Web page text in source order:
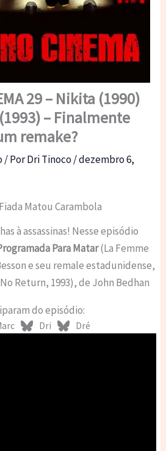
29 – Nikita (1990)
– Finalmente
remake?
/ PorDri Tinoco/dezembro 6,
Matou Carambola
à assassinas! Nesse episódio
Para Matar(La Femme
e seu remale estadunidense,
Return, 1993), de John Bedhan
do episódio:
Dri Dré